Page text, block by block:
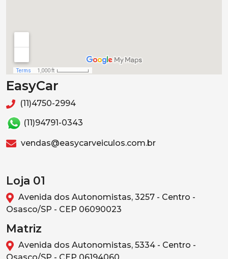
EasyCar
(11)4750-2994
(11)94791-0343
vendas@easycarveiculos.com.br
Loja 01
Avenida dos Autonomistas, 3257 - Centro -
Osasco/SP - CEP 06090023
Matriz
Avenida dos Autonomistas, 5334 - Centro -